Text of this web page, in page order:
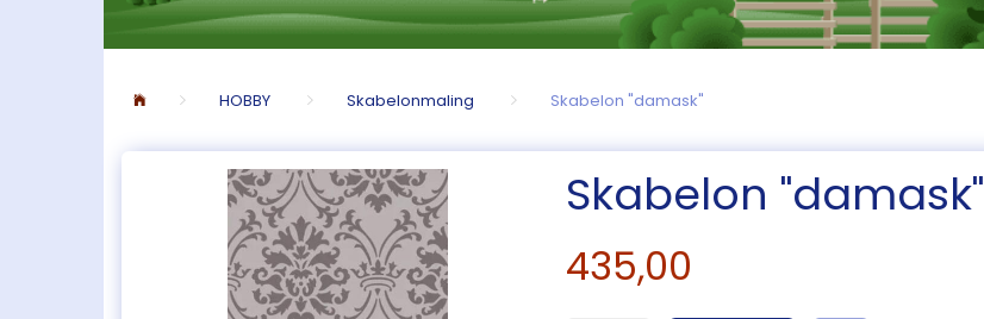
HOBBY Skabelonmaling Skabelon "damask"
Skabelon "damask"
435,00